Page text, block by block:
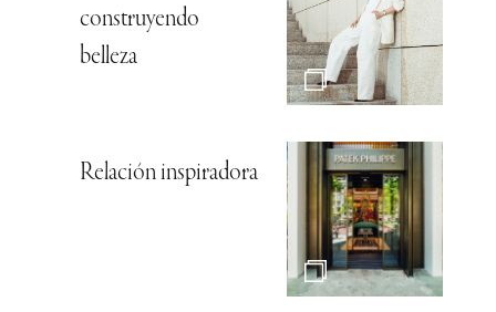
construyendo
belleza
Relación inspiradora